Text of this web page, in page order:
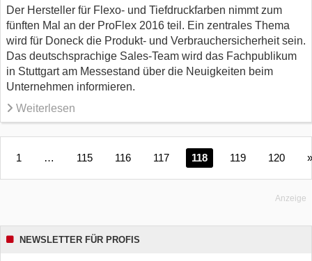
Der Hersteller für Flexo- und Tiefdruckfarben nimmt zum
fünften Mal an der ProFlex 2016 teil. Ein zentrales Thema
wird für Doneck die Produkt- und Verbrauchersicherheit sein.
Das deutschsprachige Sales-Team wird das Fachpublikum
in Stuttgart am Messestand über die Neuigkeiten beim
Unternehmen informieren.
Weiterlesen
1 … 115 116 117 118 119 120 »
Anzeige
NEWSLETTER FÜR PROFIS